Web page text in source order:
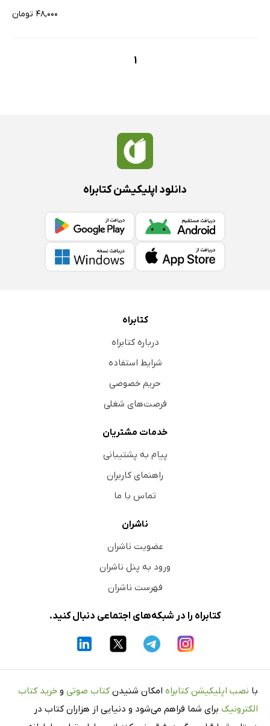
۴۸,۰۰۰ تومان
1
دانلود اپلیکیشن کتابراه
کتابراه
درباره کتابراه
شرایط استفاده
حریم خصوصی
فرصت‌های شغلی
خدمات مشتریان
پیام به پشتیبانی
راهنمای کاربران
تماس با ما
ناشران
عضویت ناشران
ورود به پنل ناشران
فهرست ناشران
کتابراه را در شبکه‌های اجتماعی دنبال کنید.
با نصب اپلیکیشن کتابراه امکان شنیدن کتاب صوتی و خرید کتاب
الکترونیک برای شما فراهم می‌شود و دنیایی از هزاران کتاب در